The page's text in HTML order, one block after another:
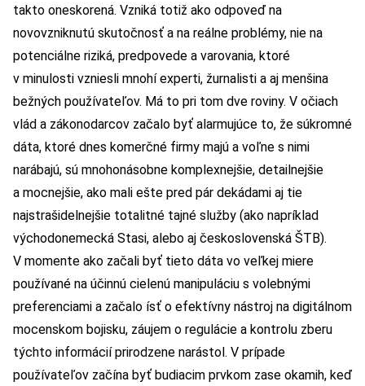
takto oneskorená. Vzniká totiž ako odpoveď na
novovzniknutú skutočnosť a na reálne problémy, nie na
potenciálne riziká, predpovede a varovania, ktoré
v minulosti vzniesli mnohí experti, žurnalisti a aj menšina
bežných používateľov. Má to pri tom dve roviny. V očiach
vlád a zákonodarcov začalo byť alarmujúce to, že súkromné
dáta, ktoré dnes komerčné firmy majú a voľne s nimi
narábajú, sú mnohonásobne komplexnejšie, detailnejšie
a mocnejšie, ako mali ešte pred pár dekádami aj tie
najstrašidelnejšie totalitné tajné služby (ako napríklad
východonemecká Stasi, alebo aj československá ŠTB).
V momente ako začali byť tieto dáta vo veľkej miere
používané na účinnú cielenú manipuláciu s volebnými
preferenciami a začalo ísť o efektívny nástroj na digitálnom
mocenskom bojisku, záujem o regulácie a kontrolu zberu
týchto informácií prirodzene narástol. V prípade
používateľov začína byť budiacim prvkom zase okamih, keď